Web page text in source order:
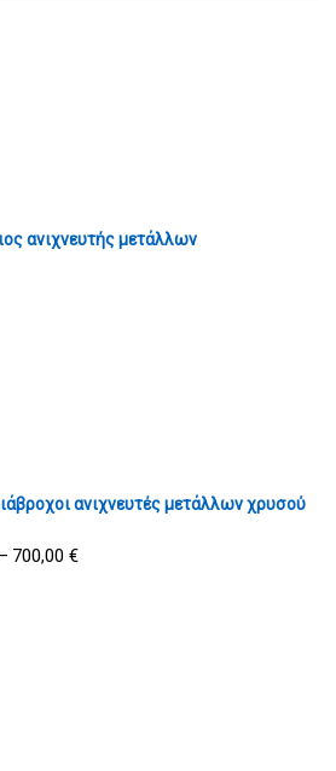
ανιχνευτής μετάλλων
ανιχνευτές μετάλλων χρυσού
– 700,00 €